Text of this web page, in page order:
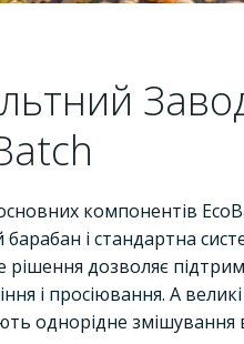
компонентів
і стандартна
рішення дозволяє
і просіювання. А великі
однорідне змішування